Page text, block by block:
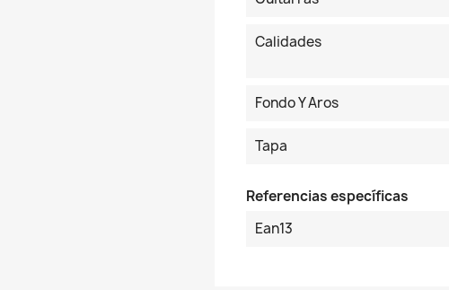
Calidades
Fondo Y Aros
Tapa
Referencias específicas
Ean13